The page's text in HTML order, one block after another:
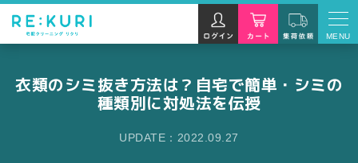
MENU
衣類のシミ抜き方法は？自宅で簡単・シミの
種類別に対処法を伝授
UPDATE：2022.09.27